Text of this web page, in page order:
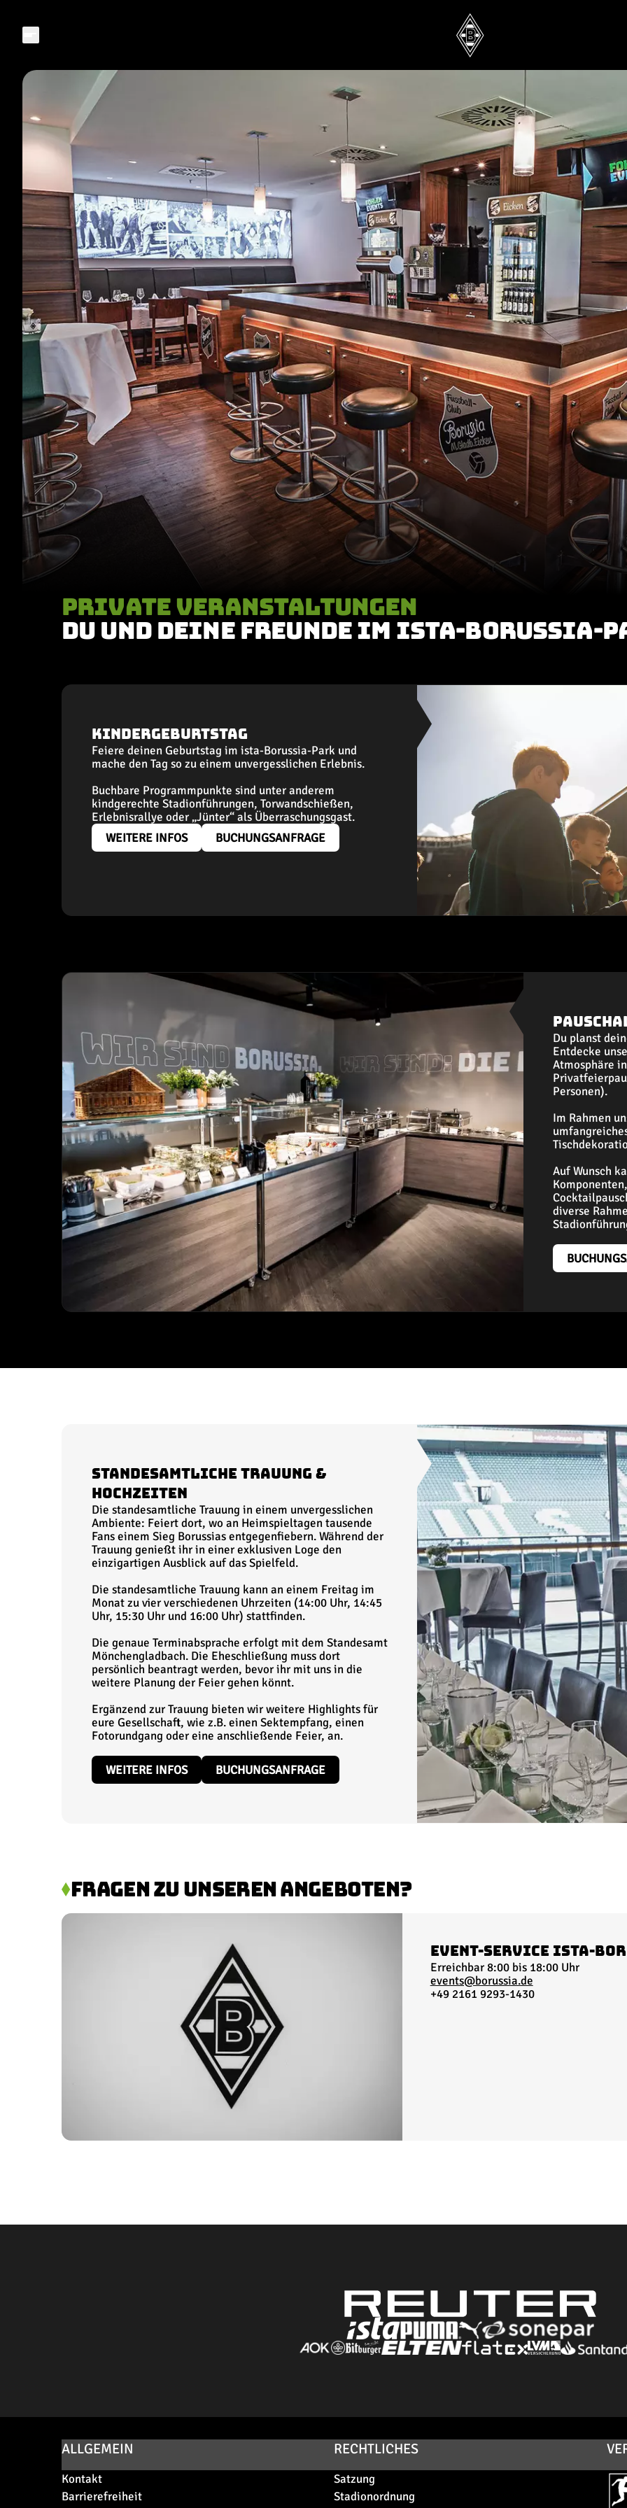
PRIVATE VERANSTALTUNGEN
DU UND DEINE FREUNDE IM ISTA-BORUSSIA-
Kindergeburtstag
Feiere deinen Geburtstag im ista-Borussia-Park und
mache den Tag so zu einem unvergesslichen Erlebnis.
Buchbare Programmpunkte sind unter anderem
kindgerechte Stadionführungen, Torwandschießen,
Erlebnisrallye oder „Jünter“ als Überraschungsgast.
WEITERE INFOS
BUCHUNGSANFRAGE
Du planst
Entdecke
Atmosphäre
Personen).
Im Rahmen
Auf Wunsch
diverse
Standesamtliche Trauung &
Hochzeiten
Die standesamtliche Trauung in einem unvergesslichen
Ambiente: Feiert dort, wo an Heimspieltagen tausende
Fans einem Sieg Borussias entgegenfiebern. Während der
Trauung genießt ihr in einer exklusiven Loge den
einzigartigen Ausblick auf das Spielfeld.
Die standesamtliche Trauung kann an einem Freitag im
Monat zu vier verschiedenen Uhrzeiten (14:00 Uhr, 14:45
Uhr, 15:30 Uhr und 16:00 Uhr) stattfinden.
Die genaue Terminabsprache erfolgt mit dem Standesamt
Mönchengladbach. Die Eheschließung muss dort
persönlich beantragt werden, bevor ihr mit uns in die
weitere Planung der Feier gehen könnt.
Ergänzend zur Trauung bieten wir weitere Highlights für
eure Gesellschaft, wie z.B. einen Sektempfang, einen
Fotorundgang oder eine anschließende Feier, an.
WEITERE INFOS BUCHUNGSANFRAGE
FRAGEN ZU UNSEREN ANGEBOTEN?
Event-Service ista-
Erreichbar 8:00 bis 18:00 Uhr
events@borussia.de
+49 2161 9293-1430
ALLGEMEIN
Kontakt
Barrierefreiheit
RECHTLICHES
Satzung
Stadionordnung